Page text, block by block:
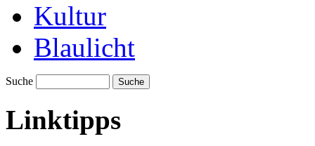
Kultur
Blaulicht
Suche Suche
Linktipps